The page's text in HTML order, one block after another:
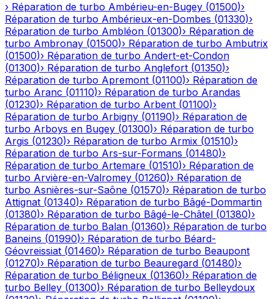
› Réparation de turbo Ambérieu-en-Bugey (01500)›
Réparation de turbo Ambérieux-en-Dombes (01330)›
Réparation de turbo Ambléon (01300)› Réparation de
turbo Ambronay (01500)› Réparation de turbo Ambutrix
(01500)› Réparation de turbo Andert-et-Condon
(01300)› Réparation de turbo Anglefort (01350)›
Réparation de turbo Apremont (01100)› Réparation de
turbo Aranc (01110)› Réparation de turbo Arandas
(01230)› Réparation de turbo Arbent (01100)›
Réparation de turbo Arbigny (01190)› Réparation de
turbo Arboys en Bugey (01300)› Réparation de turbo
Argis (01230)› Réparation de turbo Armix (01510)›
Réparation de turbo Ars-sur-Formans (01480)›
Réparation de turbo Artemare (01510)› Réparation de
turbo Arvière-en-Valromey (01260)› Réparation de
turbo Asnières-sur-Saône (01570)› Réparation de turbo
Attignat (01340)› Réparation de turbo Bâgé-Dommartin
(01380)› Réparation de turbo Bâgé-le-Châtel (01380)›
Réparation de turbo Balan (01360)› Réparation de turbo
Baneins (01990)› Réparation de turbo Béard-
Géovreissiat (01460)› Réparation de turbo Beaupont
(01270)› Réparation de turbo Beauregard (01480)›
Réparation de turbo Béligneux (01360)› Réparation de
turbo Belley (01300)› Réparation de turbo Belleydoux